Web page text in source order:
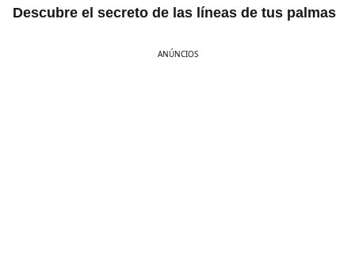
Descubre el secreto de las líneas de tus palmas
ANÚNCIOS